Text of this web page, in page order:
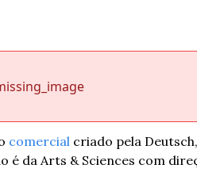
comercial criado pela
é da Arts & Sciences com